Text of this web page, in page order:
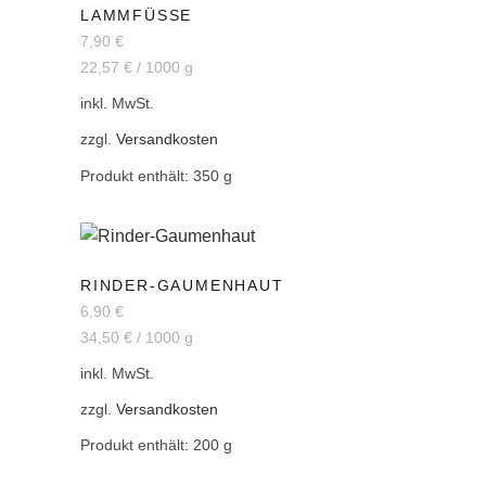
LAMMFÜSSE
7,90 €
22,57 € / 1000 g
inkl. MwSt.
zzgl. Versandkosten
Produkt enthält: 350 g
RINDER-GAUMENHAUT
6,90 €
34,50 € / 1000 g
inkl. MwSt.
zzgl. Versandkosten
Produkt enthält: 200 g